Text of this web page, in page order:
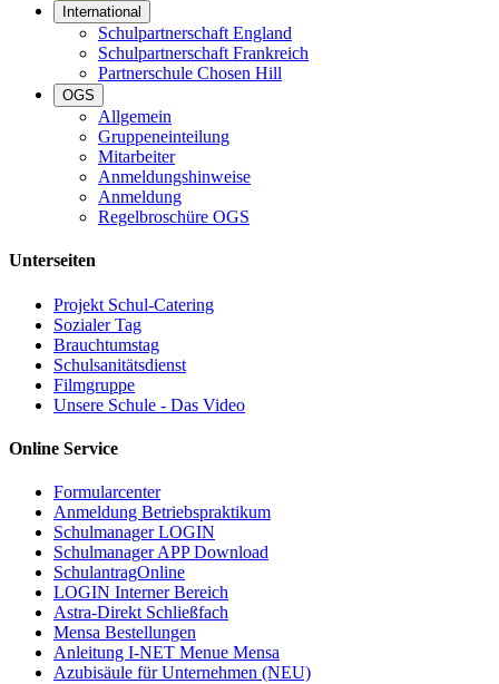
International
Schulpartnerschaft England
Schulpartnerschaft Frankreich
Partnerschule Chosen Hill
OGS
Allgemein
Gruppeneinteilung
Mitarbeiter
Anmeldungshinweise
Anmeldung
Regelbroschüre OGS
Unterseiten
Projekt Schul-Catering
Sozialer Tag
Brauchtumstag
Schulsanitätsdienst
Filmgruppe
Unsere Schule - Das Video
Online Service
Formularcenter
Anmeldung Betriebspraktikum
Schulmanager LOGIN
Schulmanager APP Download
SchulantragOnline
LOGIN Interner Bereich
Astra-Direkt Schließfach
Mensa Bestellungen
Anleitung I-NET Menue Mensa
Azubisäule für Unternehmen (NEU)